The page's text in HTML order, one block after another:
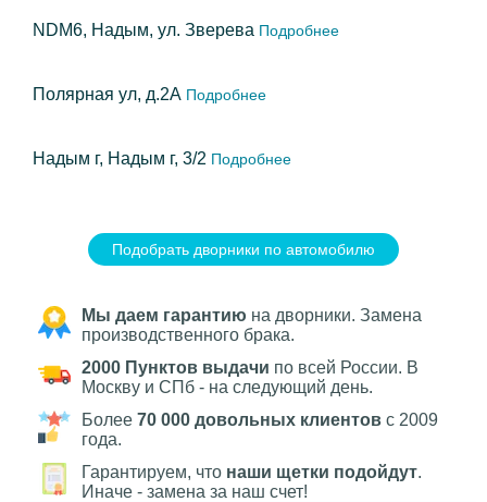
NDM6, Надым, ул. Зверева Подробнее
Полярная ул, д.2А Подробнее
Надым г, Надым г, 3/2 Подробнее
Подобрать дворники по автомобилю
Мы даем гарантию на дворники. Замена
производственного брака.
2000 Пунктов выдачи по всей России. В
Москву и СПб - на следующий день.
Более 70 000 довольных клиентов с 2009
года.
Гарантируем, что наши щетки подойдут.
Иначе - замена за наш счет!